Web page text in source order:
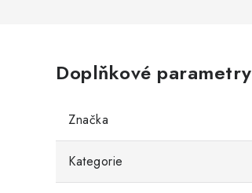
Doplňkové parametry
Značka
Kategorie